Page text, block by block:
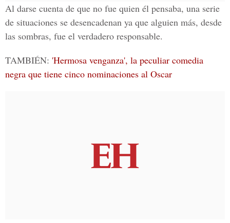
Al darse cuenta de que no fue quien él pensaba, una serie
de situaciones se desencadenan ya que alguien más, desde
las sombras, fue el verdadero responsable.
TAMBIÉN: 'Hermosa venganza', la peculiar comedia
negra que tiene cinco nominaciones al Oscar